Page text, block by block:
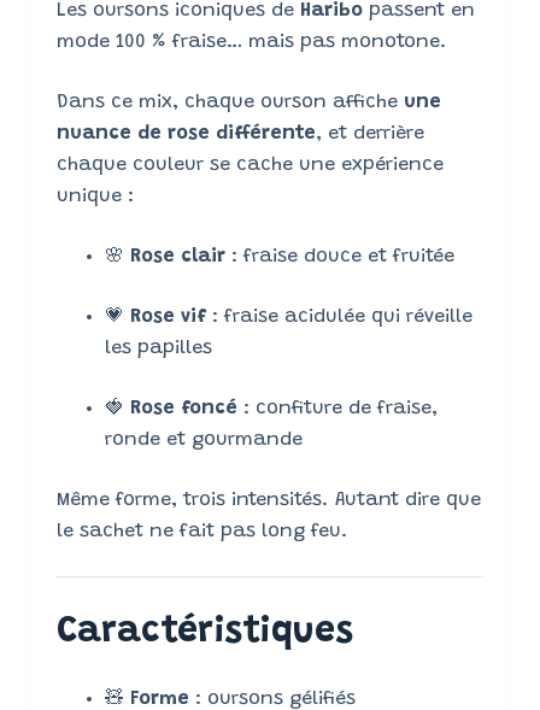
Les oursons iconiques de Haribopassent en
mode 100 % fraise… mais pas monotone.
Dans ce mix, chaque ourson affiche une
nuance de rose différente, et derrière
chaque couleur se cache une expérience
unique :
🌸 Rose clair: fraise douce et fruitée
💗 Rose vif: fraise acidulée qui réveille
les papilles
🍓 Rose foncé : confiture de fraise,
ronde et gourmande
Même forme, trois intensités. Autant dire que
le sachet ne fait pas long feu.
Caractéristiques
🧸 Forme : oursons gélifiés